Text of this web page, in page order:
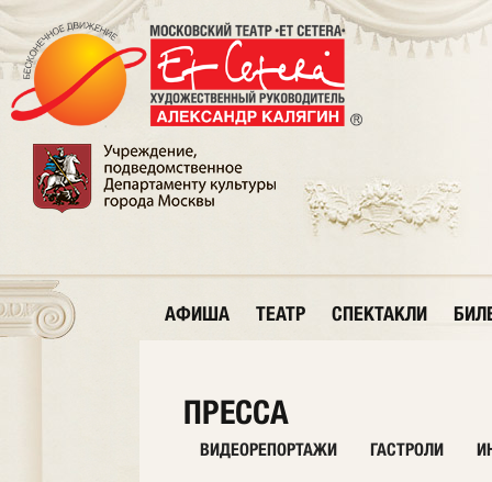
АФИША ТЕАТР СПЕКТАКЛИ
ПРЕССА
ВИДЕОРЕПОРТАЖИ ГАСТРОЛИ